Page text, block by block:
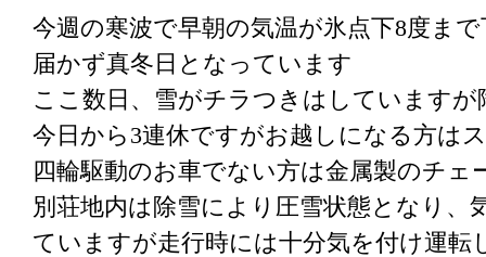
今週の寒波で早朝の気温が氷点下8度ま
届かず真冬日となっています
ここ数日、雪がチラつきはしています
今日から3連休ですがお越しになる方は
四輪駆動のお車でない方は金属製のチ
別荘地内は除雪により圧雪状態となり、
ていますが走行時には十分気を付け運転